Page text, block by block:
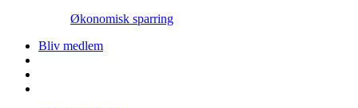
Økonomisk sparring
Bliv medlem